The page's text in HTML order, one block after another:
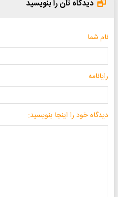
دیدگاه تان را بنویسید
نام شما
رایانامه
دیدگاه خود را اینجا بنویسید: